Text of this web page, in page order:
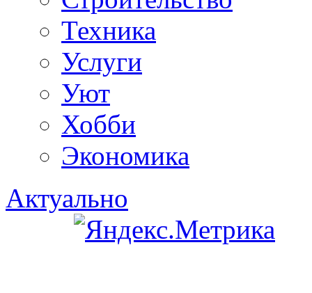
Техника
Услуги
Уют
Хобби
Экономика
Актуально